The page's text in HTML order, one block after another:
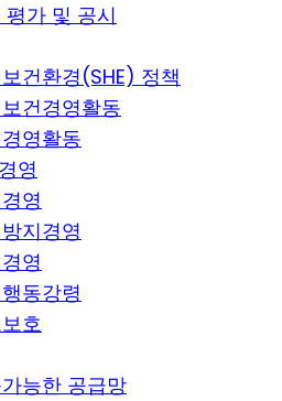
평가 및 공시
건환경(SHE) 정책
건경영활동
영활동
영
영
지경영
영
동강령
호
능한 공급망